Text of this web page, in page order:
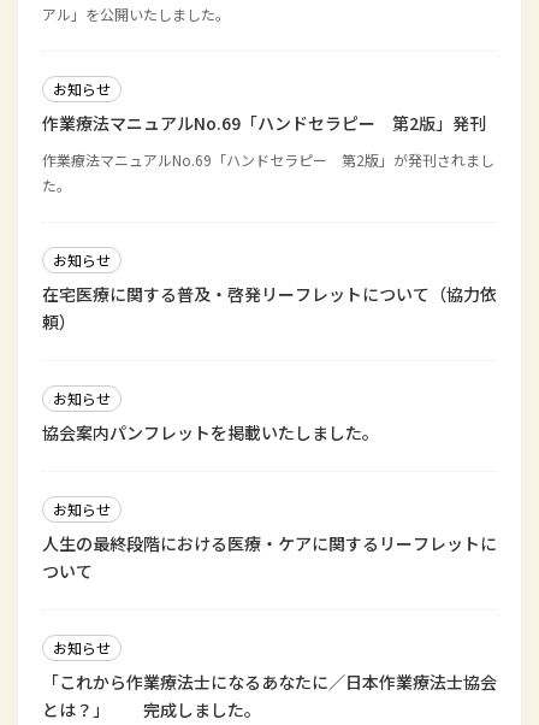
アル」を公開いたしました。
お知らせ
作業療法マニュアルNo.69「ハンドセラピー 第2版」発刊
作業療法マニュアルNo.69「ハンドセラピー 第2版」が発刊されまし
た。
お知らせ
在宅医療に関する普及・啓発リーフレットについて（協力依
頼）
お知らせ
協会案内パンフレットを掲載いたしました。
お知らせ
人生の最終段階における医療・ケアに関するリーフレットに
ついて
お知らせ
「これから作業療法士になるあなたに／日本作業療法士協会
とは？」 完成しました。